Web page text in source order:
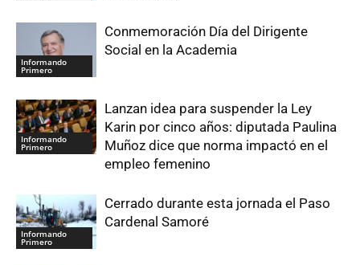
Informando
Primero
Conmemoración Día del Dirigente
Social en la Academia
Informando
Primero
Lanzan idea para suspender la Ley
Karin por cinco años: diputada Paulina
Muñoz dice que norma impactó en el
empleo femenino
Informando
Primero
Cerrado durante esta jornada el Paso
Cardenal Samoré